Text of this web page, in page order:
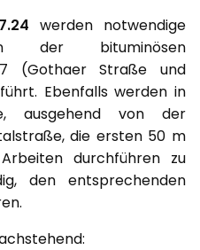
werden notwendige
der bituminösen
(Gothaer Straße und
Ebenfalls werden in
ausgehend von der
die ersten 50 m
durchführen zu
den entsprechenden